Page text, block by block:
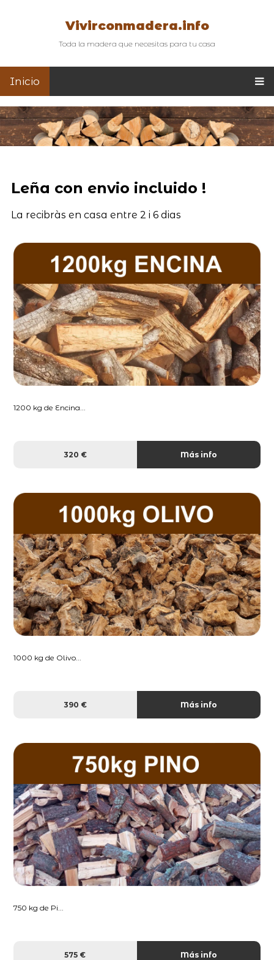
Vivirconmadera.info
Toda la madera que necesitas para tu casa
Inicio
Leña con envio incluido !
La recibràs en casa entre 2 i 6 dias
1200 kg de Encina...
320 € Más info
1000 kg de Olivo...
390 € Más info
750 kg de Pi...
575 € Más info